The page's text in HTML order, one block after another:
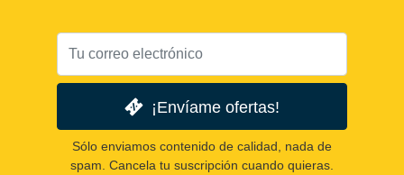
¡Envíame ofertas!
Sólo enviamos contenido de calidad, nada de
spam. Cancela tu suscripción cuando quieras.